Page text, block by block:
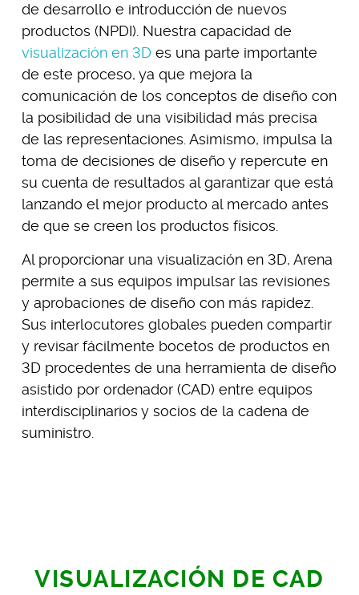
de desarrollo e introducción de nuevos
productos (NPDI). Nuestra capacidad de
visualización en 3D es una parte importante
de este proceso, ya que mejora la
comunicación de los conceptos de diseño con
la posibilidad de una visibilidad más precisa
de las representaciones. Asimismo, impulsa la
toma de decisiones de diseño y repercute en
su cuenta de resultados al garantizar que está
lanzando el mejor producto al mercado antes
de que se creen los productos físicos.
Al proporcionar una visualización en 3D, Arena
permite a sus equipos impulsar las revisiones
y aprobaciones de diseño con más rapidez.
Sus interlocutores globales pueden compartir
y revisar fácilmente bocetos de productos en
3D procedentes de una herramienta de diseño
asistido por ordenador (CAD) entre equipos
interdisciplinarios y socios de la cadena de
suministro.
VISUALIZACIÓN DE CAD